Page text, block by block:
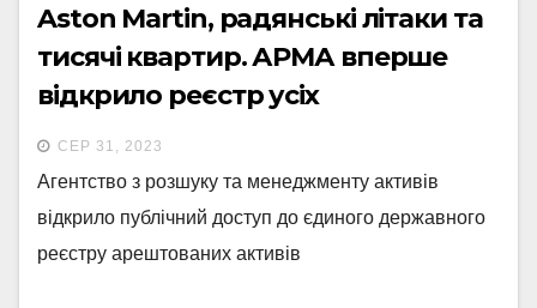
Aston Martin, радянські літаки та
тисячі квартир. АРМА вперше
відкрило реєстр усіх
арештованих державою активів.
Що з нього можна дізнатися
СЕР 31, 2023
Агентство з розшуку та менеджменту активів
відкрило публічний доступ до єдиного державного
реєстру арештованих активів